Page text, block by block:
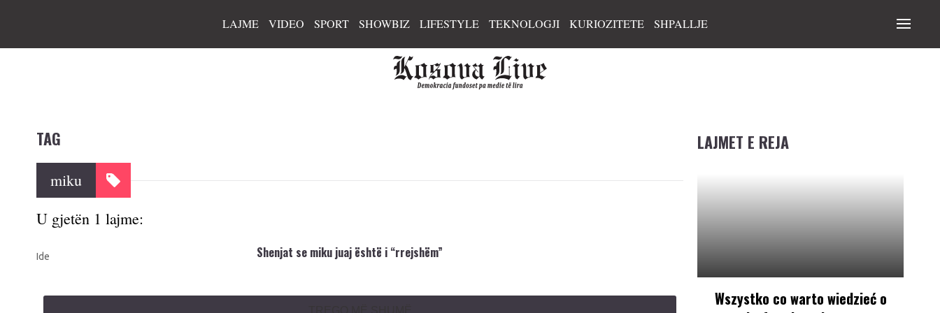
LAJME VIDEO SPORT SHOWBIZ LIFESTYLE TEKNOLOGJI KURIOZITETE SHPALLJE
TAG
miku
U gjetën 1 lajme:
Ide Shenjat se miku juaj është i “rrejshëm”
LAJMET E REJA
Wszystko co warto wiedzieć o